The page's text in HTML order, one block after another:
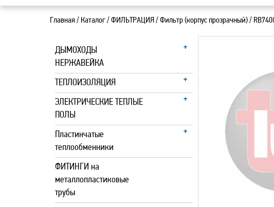
Главная/ Каталог/ ФИЛЬТРАЦИЯ / Фильтр (корпус прозрачный)/
ДЫМОХОДЫ
НЕРЖАВЕЙКА
ТЕПЛОИЗОЛЯЦИЯ
ЭЛЕКТРИЧЕСКИЕ ТЕПЛЫЕ
ПОЛЫ
Пластинчатые
теплообменники
ФИТИНГИ на
металлопластиковые
трубы